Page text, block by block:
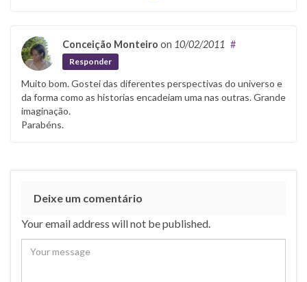
Conceição Monteiro on 10/02/2011 #
Responder
Muito bom. Gostei das diferentes perspectivas do universo e
da forma como as historias encadeiam uma nas outras. Grande
imaginação.
Parabéns.
Deixe um comentário
Your email address will not be published.